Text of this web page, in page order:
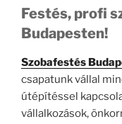
Festés, profi
Budapesten!
Szobafestés
csapatunk vállal
útépítéssel
vállalkozások,